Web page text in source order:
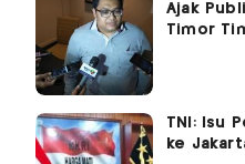
Ajak
Timor
TNI: Isu
ke